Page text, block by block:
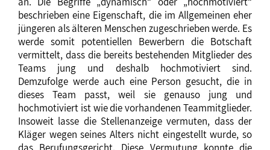
beschrieben eine Eigenschaft, die im Allgemeinen eher
jüngeren als älteren Menschen zugeschrieben werde. Es
werde somit potentiellen Bewerbern die Botschaft
vermittelt, dass die bereits bestehenden Mitglieder des
Teams jung und deshalb hochmotiviert sind.
Demzufolge werde auch eine Person gesucht, die in
dieses Team passt, weil sie genauso jung und
hochmotiviert ist wie die vorhandenen Teammitglieder.
Insoweit lasse die Stellenanzeige vermuten, dass der
Kläger wegen seines Alters nicht eingestellt wurde, so